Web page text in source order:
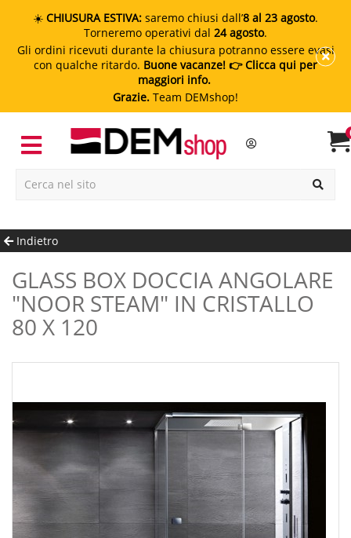
☀️ CHIUSURA ESTIVA: saremo chiusi dall’8 al 23 agosto.
Torneremo operativi dal 24 agosto.
Gli ordini ricevuti durante la chiusura potranno essere evasi
con qualche ritardo. Buone vacanze! 👉 Clicca qui per
maggiori info.
Grazie. Team DEMshop!
Indietro
GLASS BOX DOCCIA ANGOLARE
"NOOR STEAM" IN CRISTALLO
80 X 120